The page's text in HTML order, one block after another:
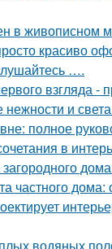
в живописном
красиво
….
взгляда -
и
полное
в
частного